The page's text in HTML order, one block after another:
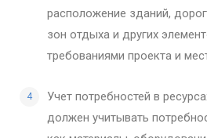
расположение зданий,
зон отдыха и других
требованиями проекта и
Учет потребностей в
должен учитывать